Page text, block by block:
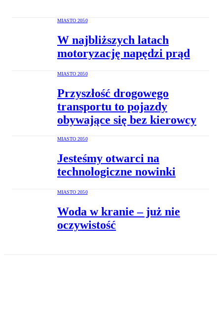
MIASTO 2050
W najbliższych latach
motoryzację napędzi prąd
MIASTO 2050
Przyszłość drogowego
transportu to pojazdy
obywające się bez kierowcy
MIASTO 2050
Jesteśmy otwarci na
technologiczne nowinki
MIASTO 2050
Woda w kranie – już nie
oczywistość